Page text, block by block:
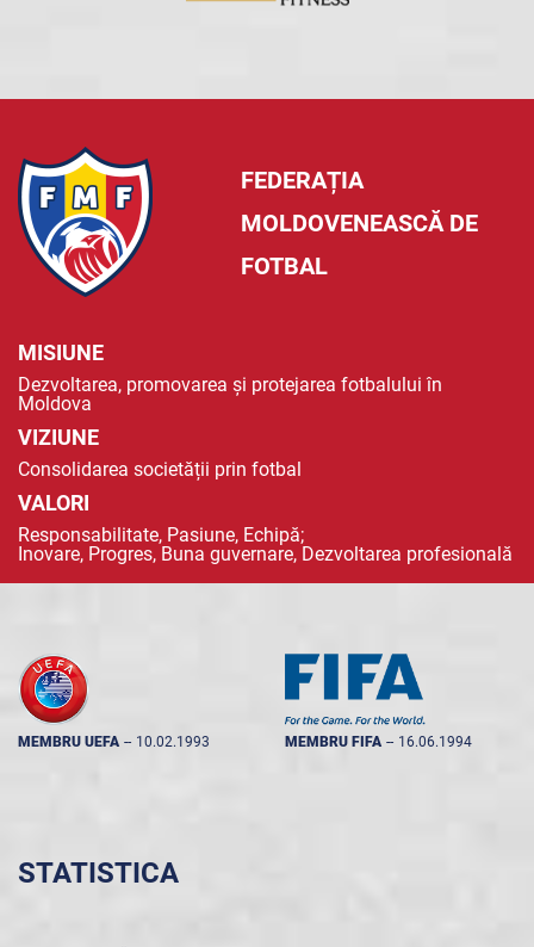
FEDERAȚIA
MOLDOVENEASCĂ DE
FOTBAL
MISIUNE
Dezvoltarea, promovarea și protejarea fotbalului în
Moldova
VIZIUNE
Consolidarea societății prin fotbal
VALORI
Responsabilitate, Pasiune, Echipă;
Inovare, Progres, Buna guvernare, Dezvoltarea profesională
MEMBRU UEFA -- 10.02.1993 MEMBRU FIFA -- 16.06.1994
STATISTICA